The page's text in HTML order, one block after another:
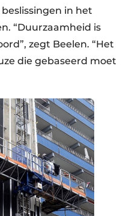
in het
“Duurzaamheid is
zegt Beelen. “Het
die gebaseerd moet